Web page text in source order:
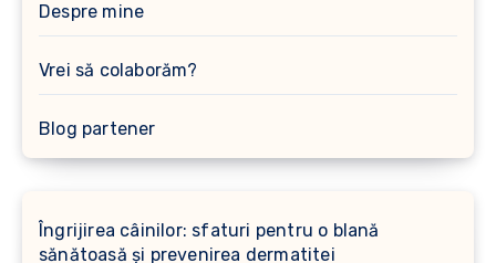
Despre mine
Vrei să colaborăm?
Blog partener
Îngrijirea câinilor: sfaturi pentru o blană
sănătoasă și prevenirea dermatitei